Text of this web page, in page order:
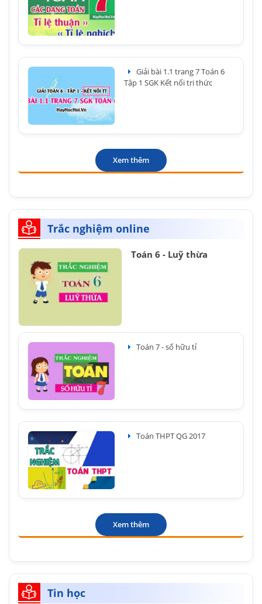
Giải bài 1.1 trang 7 Toán 6
Tập 1 SGK Kết nối tri thức
Xem thêm
Trắc nghiệm online
Toán 6 - Luỹ thừa
Toán 7 - số hữu tỉ
Toán THPT QG 2017
Xem thêm
Tin học